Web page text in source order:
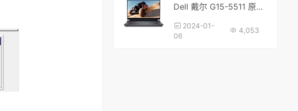
Dell 戴尔 G15-5511 原厂win10系统SWM文件
2024-01-
06
4,053